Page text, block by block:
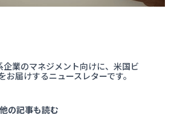
企業のマネジメント向けに、米国ビ
お届けするニュースレターです。
の記事も読む